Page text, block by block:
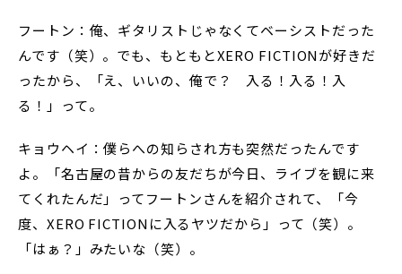
フートン：俺、ギタリストじゃなくてベーシストだった
んです（笑）。でも、もともとXERO FICTIONが好きだ
ったから、「え、いいの、俺で？ 入る！入る！入
る！」って。
キョウヘイ：僕らへの知らされ方も突然だったんです
よ。「名古屋の昔からの友だちが今日、ライブを観に来
てくれたんだ」ってフートンさんを紹介されて、「今
度、XERO FICTIONに入るヤツだから」って（笑）。
「はぁ？」みたいな（笑）。